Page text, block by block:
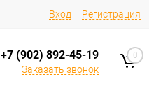
Вход Регистрация
+7 (902) 892-45-19
Заказать звонок
0